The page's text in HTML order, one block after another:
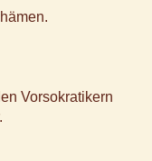
Vorsokratikern